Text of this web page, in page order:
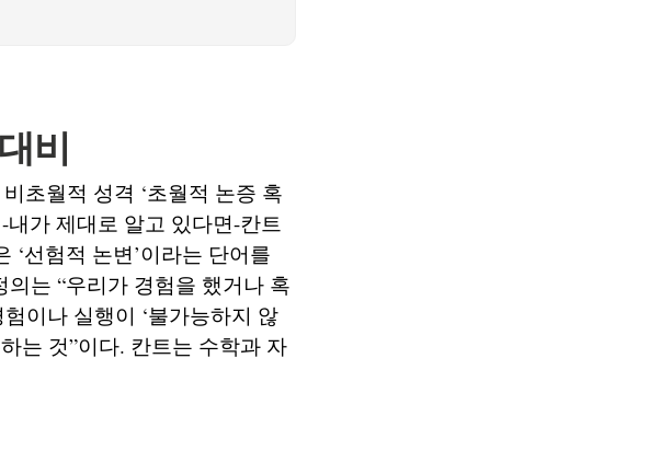
비
초월적 성격 ‘초월적 논증 혹
-내가 제대로 알고 있다면-칸트
‘선험적 논변’이라는 단어를
는 “우리가 경험을 했거나 혹
이나 실행이 ‘불가능하지 않
는 것”이다. 칸트는 수학과 자